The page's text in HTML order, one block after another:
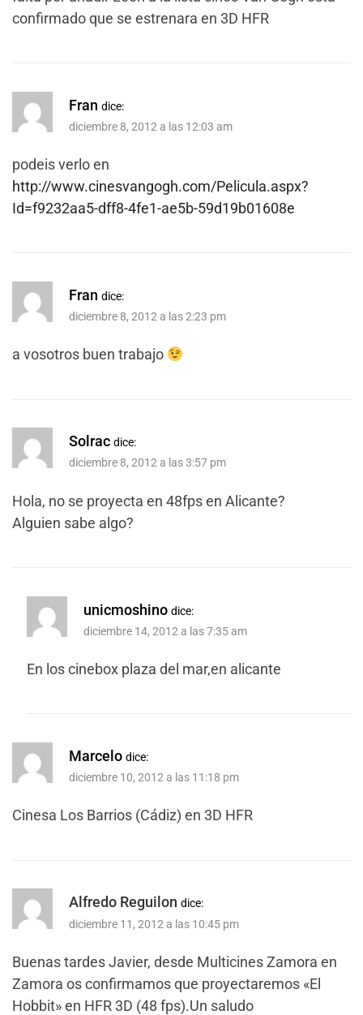
confirmado que se estrenara en 3D HFR
Fran dice:
diciembre 8, 2012 a las 12:03 am
podeis verlo en
http://www.cinesvangogh.com/Pelicula.aspx?
Id=f9232aa5-dff8-4fe1-ae5b-59d19b01608e
Fran dice:
diciembre 8, 2012 a las 2:23 pm
a vosotros buen trabajo
Solrac dice:
diciembre 8, 2012 a las 3:57 pm
Hola, no se proyecta en 48fps en Alicante?
Alguien sabe algo?
unicmoshino dice:
diciembre 14, 2012 a las 7:35 am
En los cinebox plaza del mar,en alicante
Marcelo dice:
diciembre 10, 2012 a las 11:18 pm
Cinesa Los Barrios (Cádiz) en 3D HFR
Alfredo Reguilon dice:
diciembre 11, 2012 a las 10:45 pm
Buenas tardes Javier, desde Multicines Zamora en
Zamora os confirmamos que proyectaremos «El
Hobbit» en HFR 3D (48 fps).Un saludo